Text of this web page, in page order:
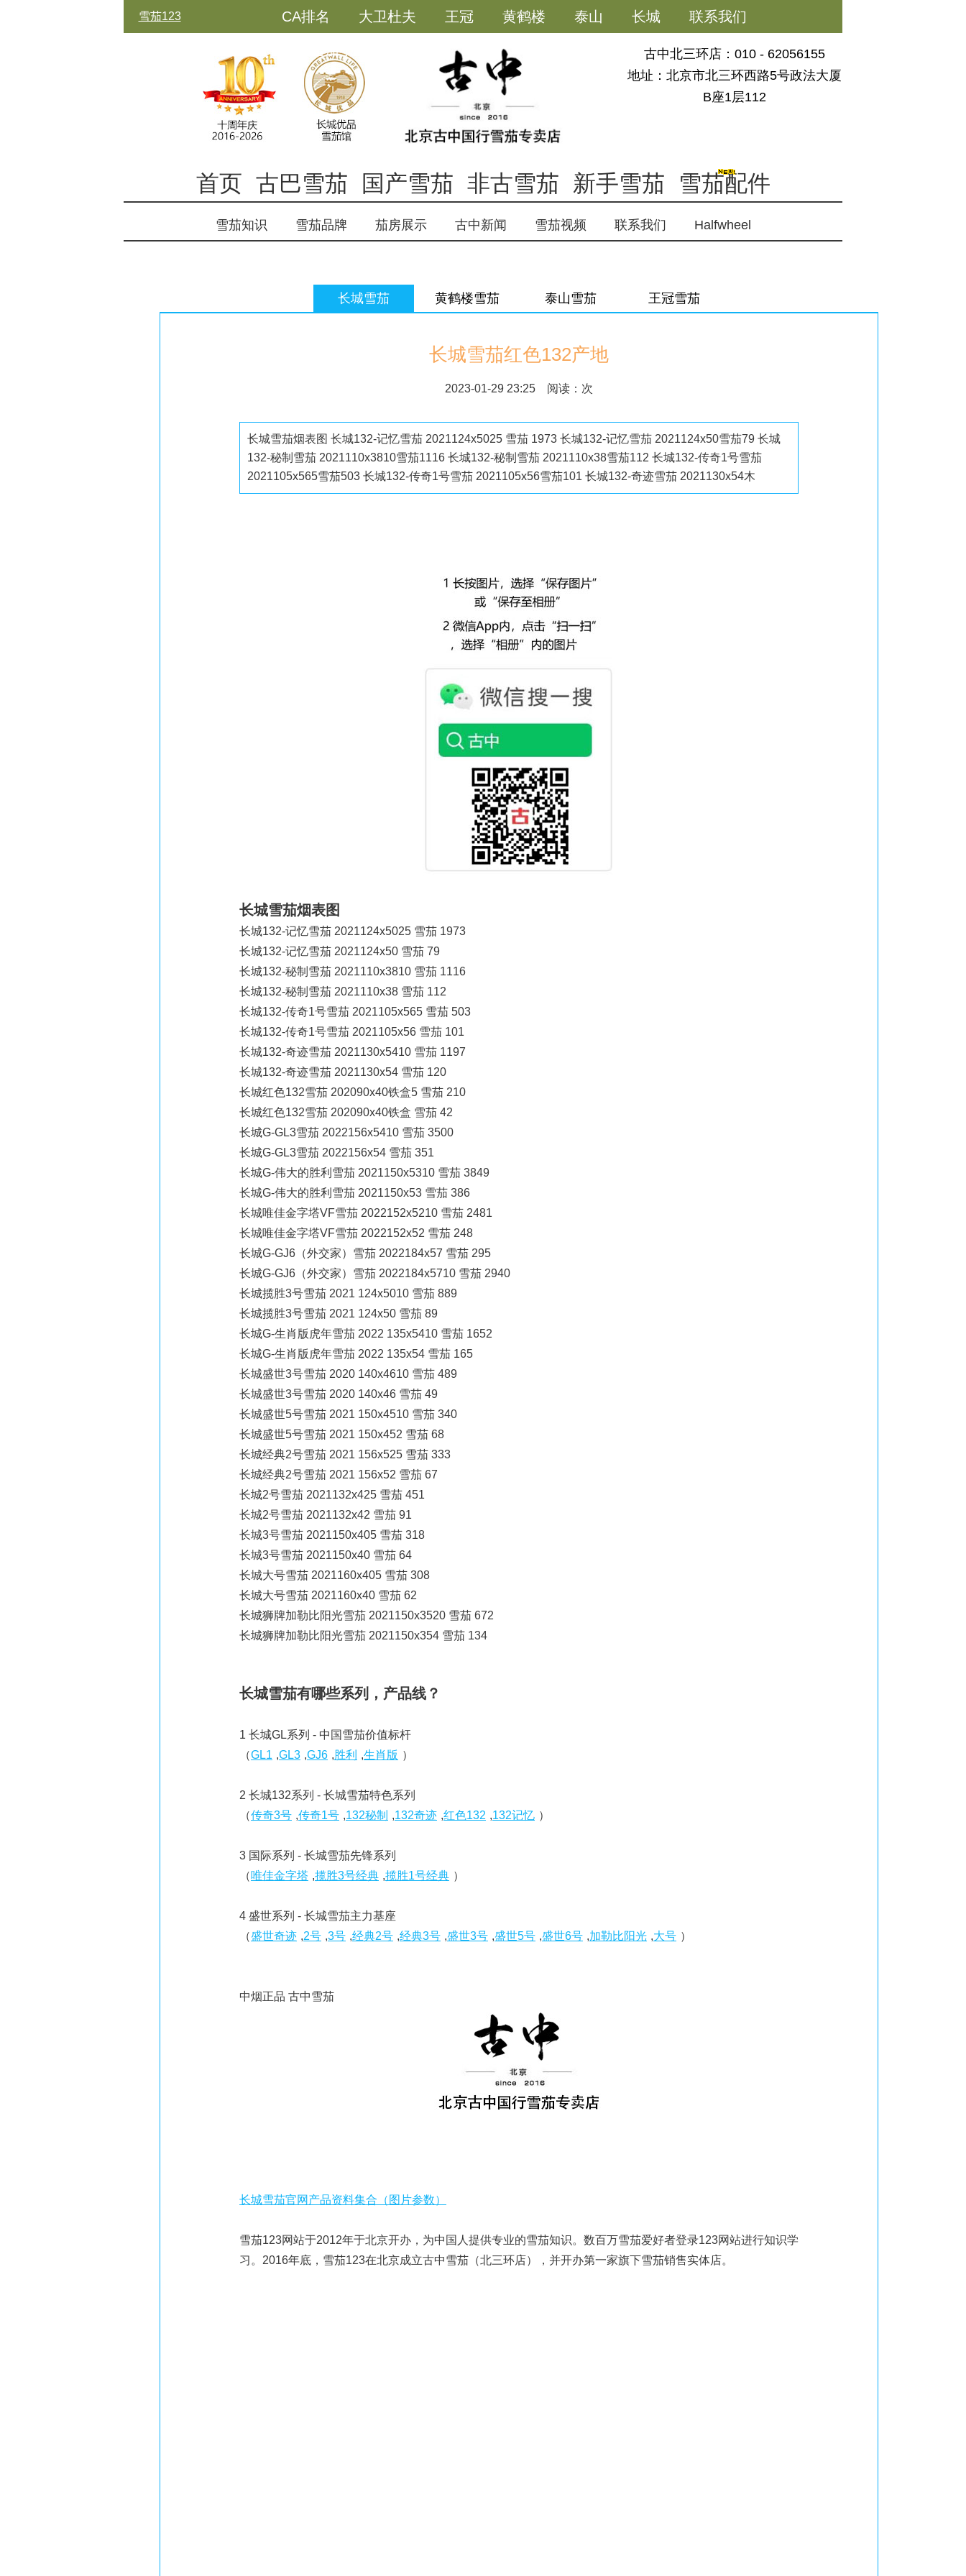
雪茄123 CA排名 大卫杜夫 王冠 黄鹤楼 泰山 长城 联系我们
古中雪茄小助手
古中北三环店：010 - 62056155
地址：北京市北三环西路5号政法大厦
B座1层112
首页 古巴雪茄 国产雪茄 非古雪茄 新手雪茄 雪茄配件
雪茄知识 雪茄品牌 茄房展示 古中新闻 雪茄视频 联系我们 Halfwheel
长城雪茄 黄鹤楼雪茄 泰山雪茄 王冠雪茄
长城雪茄红色132产地
2023-01-29 23:25 阅读： 次
长城雪茄烟表图 长城132-记忆雪茄 2021124x5025 雪茄 1973 长城132-记忆雪茄 2021124x50雪茄79 长城
132-秘制雪茄 2021110x3810雪茄1116 长城132-秘制雪茄 2021110x38雪茄112 长城132-传奇1号雪茄
2021105x565雪茄503 长城132-传奇1号雪茄 2021105x56雪茄101 长城132-奇迹雪茄 2021130x54木
长城雪茄烟表图
长城132-记忆雪茄 2021124x5025 雪茄 1973
长城132-记忆雪茄 2021124x50 雪茄 79
长城132-秘制雪茄 2021110x3810 雪茄 1116
长城132-秘制雪茄 2021110x38 雪茄 112
长城132-传奇1号雪茄 2021105x565 雪茄 503
长城132-传奇1号雪茄 2021105x56 雪茄 101
长城132-奇迹雪茄 2021130x5410 雪茄 1197
长城132-奇迹雪茄 2021130x54 雪茄 120
长城红色132雪茄 202090x40铁盒5 雪茄 210
长城红色132雪茄 202090x40铁盒 雪茄 42
长城G-GL3雪茄 2022156x5410 雪茄 3500
长城G-GL3雪茄 2022156x54 雪茄 351
长城G-伟大的胜利雪茄 2021150x5310 雪茄 3849
长城G-伟大的胜利雪茄 2021150x53 雪茄 386
长城唯佳金字塔VF雪茄 2022152x5210 雪茄 2481
长城唯佳金字塔VF雪茄 2022152x52 雪茄 248
长城G-GJ6（外交家）雪茄 2022184x57 雪茄 295
长城G-GJ6（外交家）雪茄 2022184x5710 雪茄 2940
长城揽胜3号雪茄 2021 124x5010 雪茄 889
长城揽胜3号雪茄 2021 124x50 雪茄 89
长城G-生肖版虎年雪茄 2022 135x5410 雪茄 1652
长城G-生肖版虎年雪茄 2022 135x54 雪茄 165
长城盛世3号雪茄 2020 140x4610 雪茄 489
长城盛世3号雪茄 2020 140x46 雪茄 49
长城盛世5号雪茄 2021 150x4510 雪茄 340
长城盛世5号雪茄 2021 150x452 雪茄 68
长城经典2号雪茄 2021 156x525 雪茄 333
长城经典2号雪茄 2021 156x52 雪茄 67
长城2号雪茄 2021132x425 雪茄 451
长城2号雪茄 2021132x42 雪茄 91
长城3号雪茄 2021150x405 雪茄 318
长城3号雪茄 2021150x40 雪茄 64
长城大号雪茄 2021160x405 雪茄 308
长城大号雪茄 2021160x40 雪茄 62
长城狮牌加勒比阳光雪茄 2021150x3520 雪茄 672
长城狮牌加勒比阳光雪茄 2021150x354 雪茄 134
长城雪茄有哪些系列，产品线？
1 长城GL系列 - 中国雪茄价值标杆
（GL1 ,GL3 ,GJ6 ,胜利 ,生肖版 ）
2 长城132系列 - 长城雪茄特色系列
（传奇3号 ,传奇1号 ,132秘制 ,132奇迹 ,红色132 ,132记忆 ）
3 国际系列 - 长城雪茄先锋系列
（唯佳金字塔 ,揽胜3号经典 ,揽胜1号经典 ）
4 盛世系列 - 长城雪茄主力基座
（盛世奇迹 ,2号 ,3号 ,经典2号 ,经典3号 ,盛世3号 ,盛世5号 ,盛世6号 ,加勒比阳光 ,大号 ）
中烟正品 古中雪茄
长城雪茄官网产品资料集合（图片参数）
雪茄123网站于2012年于北京开办，为中国人提供专业的雪茄知识。数百万雪茄爱好者登录123网站进行知识学
习。2016年底，雪茄123在北京成立古中雪茄（北三环店），并开办第一家旗下雪茄销售实体店。